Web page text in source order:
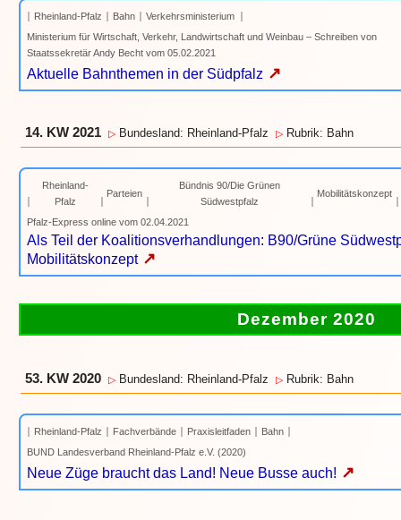
Rheinland-Pfalz Bahn
Verkehrsministerium
Ministerium für Wirtschaft, Verkehr, Landwirtschaft und Weinbau – Schreiben von
Staatssekretär Andy Becht vom 05.02.2021
Aktuelle Bahnthemen in der Südpfalz ↗
14. KW 2021 ▷ Bundesland: Rheinland-Pfalz ▷ Rubrik: Bahn
Rheinland-
Pfalz
Parteien
Bündnis 90/Die Grünen
Südwestpfalz
Mobilitätskonzept
Pfalz-Express online vom 02.04.2021
Als Teil der Koalitionsverhandlungen: B90/Grüne
Mobilitätskonzept↗
Dezember 2020
53. KW 2020 ▷ Bundesland: Rheinland-Pfalz ▷ Rubrik: Bahn
Rheinland-Pfalz Fachverbände Praxisleitfaden
Bahn
BUND Landesverband Rheinland-Pfalz e.V. (2020)
Neue Züge braucht das Land! Neue Busse auch! ↗